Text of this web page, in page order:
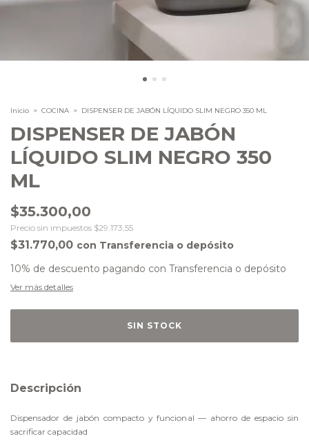
Inicio > COCINA > DISPENSER DE JABÓN LÍQUIDO SLIM NEGRO 350 ML
DISPENSER DE JABÓN
LÍQUIDO SLIM NEGRO 350
ML
$35.300,00
Precio sin impuestos $29.173,55
$31.770,00 con Transferencia o depósito
10% de descuento pagando con Transferencia o depósito
Ver más detalles
Descripción
Dispensador de jabón compacto y funcional — ahorro de espacio sin
sacrificar capacidad